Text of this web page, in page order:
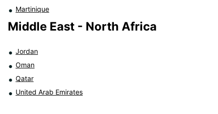
Martinique
Middle East - North Africa
Jordan
Oman
Qatar
United Arab Emirates